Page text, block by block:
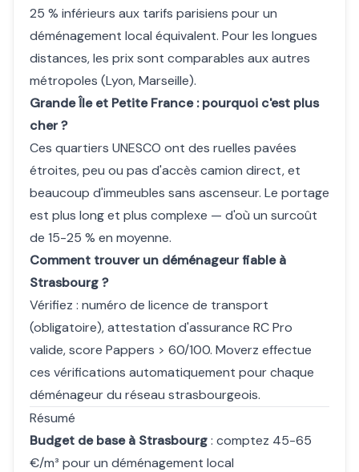
25 % inférieurs aux tarifs parisiens pour un
déménagement local équivalent. Pour les longues
distances, les prix sont comparables aux autres
métropoles (Lyon, Marseille).
Grande Île et Petite France : pourquoi c'est plus
cher ?
Ces quartiers UNESCO ont des ruelles pavées
étroites, peu ou pas d'accès camion direct, et
beaucoup d'immeubles sans ascenseur. Le portage
est plus long et plus complexe — d'où un surcoût
de 15-25 % en moyenne.
Comment trouver un déménageur fiable à
Strasbourg ?
Vérifiez : numéro de licence de transport
(obligatoire), attestation d'assurance RC Pro
valide, score Pappers > 60/100. Moverz effectue
ces vérifications automatiquement pour chaque
déménageur du réseau strasbourgeois.
Résumé
Budget de base à Strasbourg: comptez 45-65
€/m³ pour un déménagement local